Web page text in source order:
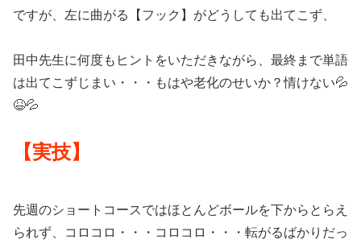
ですが、左に曲がる【フック】がどうしても出てこず、
田中先生に何度もヒントをいただきながら、最終まで単語
は出てこずじまい・・・もはや老化のせいか？情けない💦
😆💦
【実技】
先週のショートコースではほとんどボールを下からとらえ
られず、コロコロ・・・コロコロ・・・転がるばかりだっ